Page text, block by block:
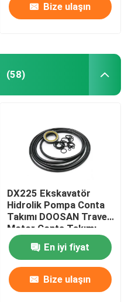
Bize ulaşın
(58)
DX225 Ekskavatör
Hidrolik Pompa Conta
Takımı DOOSAN Travel
Motor Conta Takımı
En iyi fiyat
Bize ulaşın